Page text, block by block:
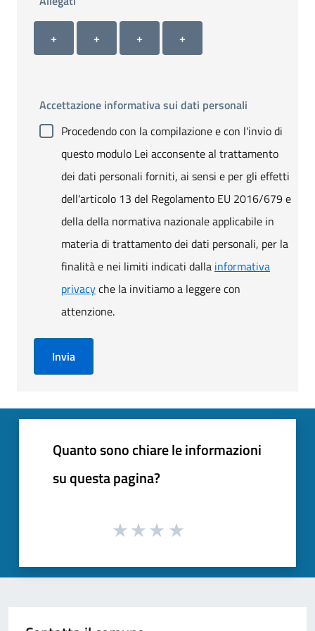
Allegato 1
+
Allegato 2
+
Allegato 3
+
Allegato 4
+
Accettazione informativa sui dati personali
Procedendo con la compilazione e con l'invio di
questo modulo Lei acconsente al trattamento
dei dati personali forniti, ai sensi e per gli effetti
dell'articolo 13 del Regolamento EU 2016/679 e
della della normativa nazionale applicabile in
materia di trattamento dei dati personali, per la
finalità e nei limiti indicati dalla informativa
privacyche la invitiamo a leggere con
attenzione.
Invia
Quanto sono chiare le informazioni
su questa pagina?